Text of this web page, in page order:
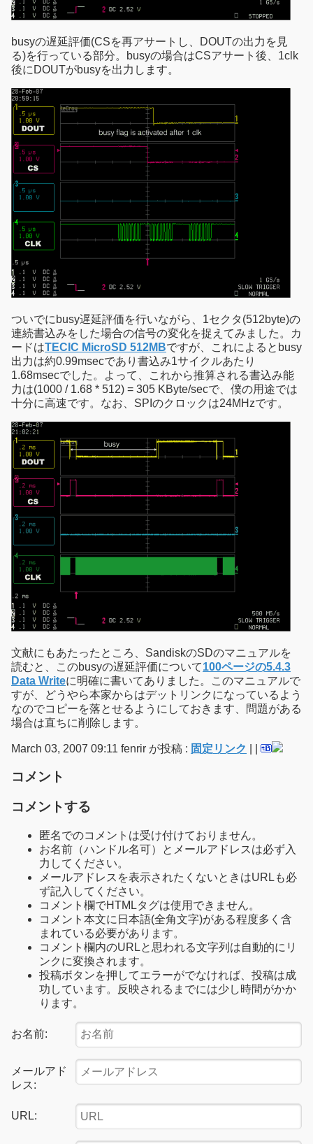
busyの遅延評価(CSを再アサートし、DOUTの出力を見
る)を行っている部分。busyの場合はCSアサート後、1clk
後にDOUTがbusyを出力します。
ついでにbusy遅延評価を行いながら、1セクタ(512byte)の
連続書込みをした場合の信号の変化を捉えてみました。カ
ードはTECIC MicroSD 512MBですが、これによるとbusy
出力は約0.99msecであり書込み1サイクルあたり
1.68msecでした。よって、これから推算される書込み能
力は(1000 / 1.68 * 512) = 305 KByte/secで、僕の用途では
十分に高速です。なお、SPIのクロックは24MHzです。
文献にもあたったところ、SandiskのSDのマニュアルを
読むと、このbusyの遅延評価について100ページの5.4.3
Data Writeに明確に書いてありました。このマニュアルで
すが、どうやら本家からはデットリンクになっているよう
なのでコピーを落とせるようにしておきます、問題がある
場合は直ちに削除します。
March 03, 2007 09:11 fenrir が投稿 : 固定リンク
コメント
コメントする
匿名でのコメントは受け付けておりません。
お名前（ハンドル名可）とメールアドレスは必ず入
力してください。
メールアドレスを表示されたくないときはURLも必
ず記入してください。
コメント欄でHTMLタグは使用できません。
コメント本文に日本語(全角文字)がある程度多く含
まれている必要があります。
コメント欄内のURLと思われる文字列は自動的にリ
ンクに変換されます。
投稿ボタンを押してエラーがでなければ、投稿は成
功しています。反映されるまでには少し時間がかか
ります。
お名前:
メールアド
レス:
URL: